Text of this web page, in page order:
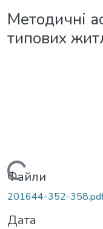
Методичні
типових
Вантажиться...
Файли
201644-352-
Дата